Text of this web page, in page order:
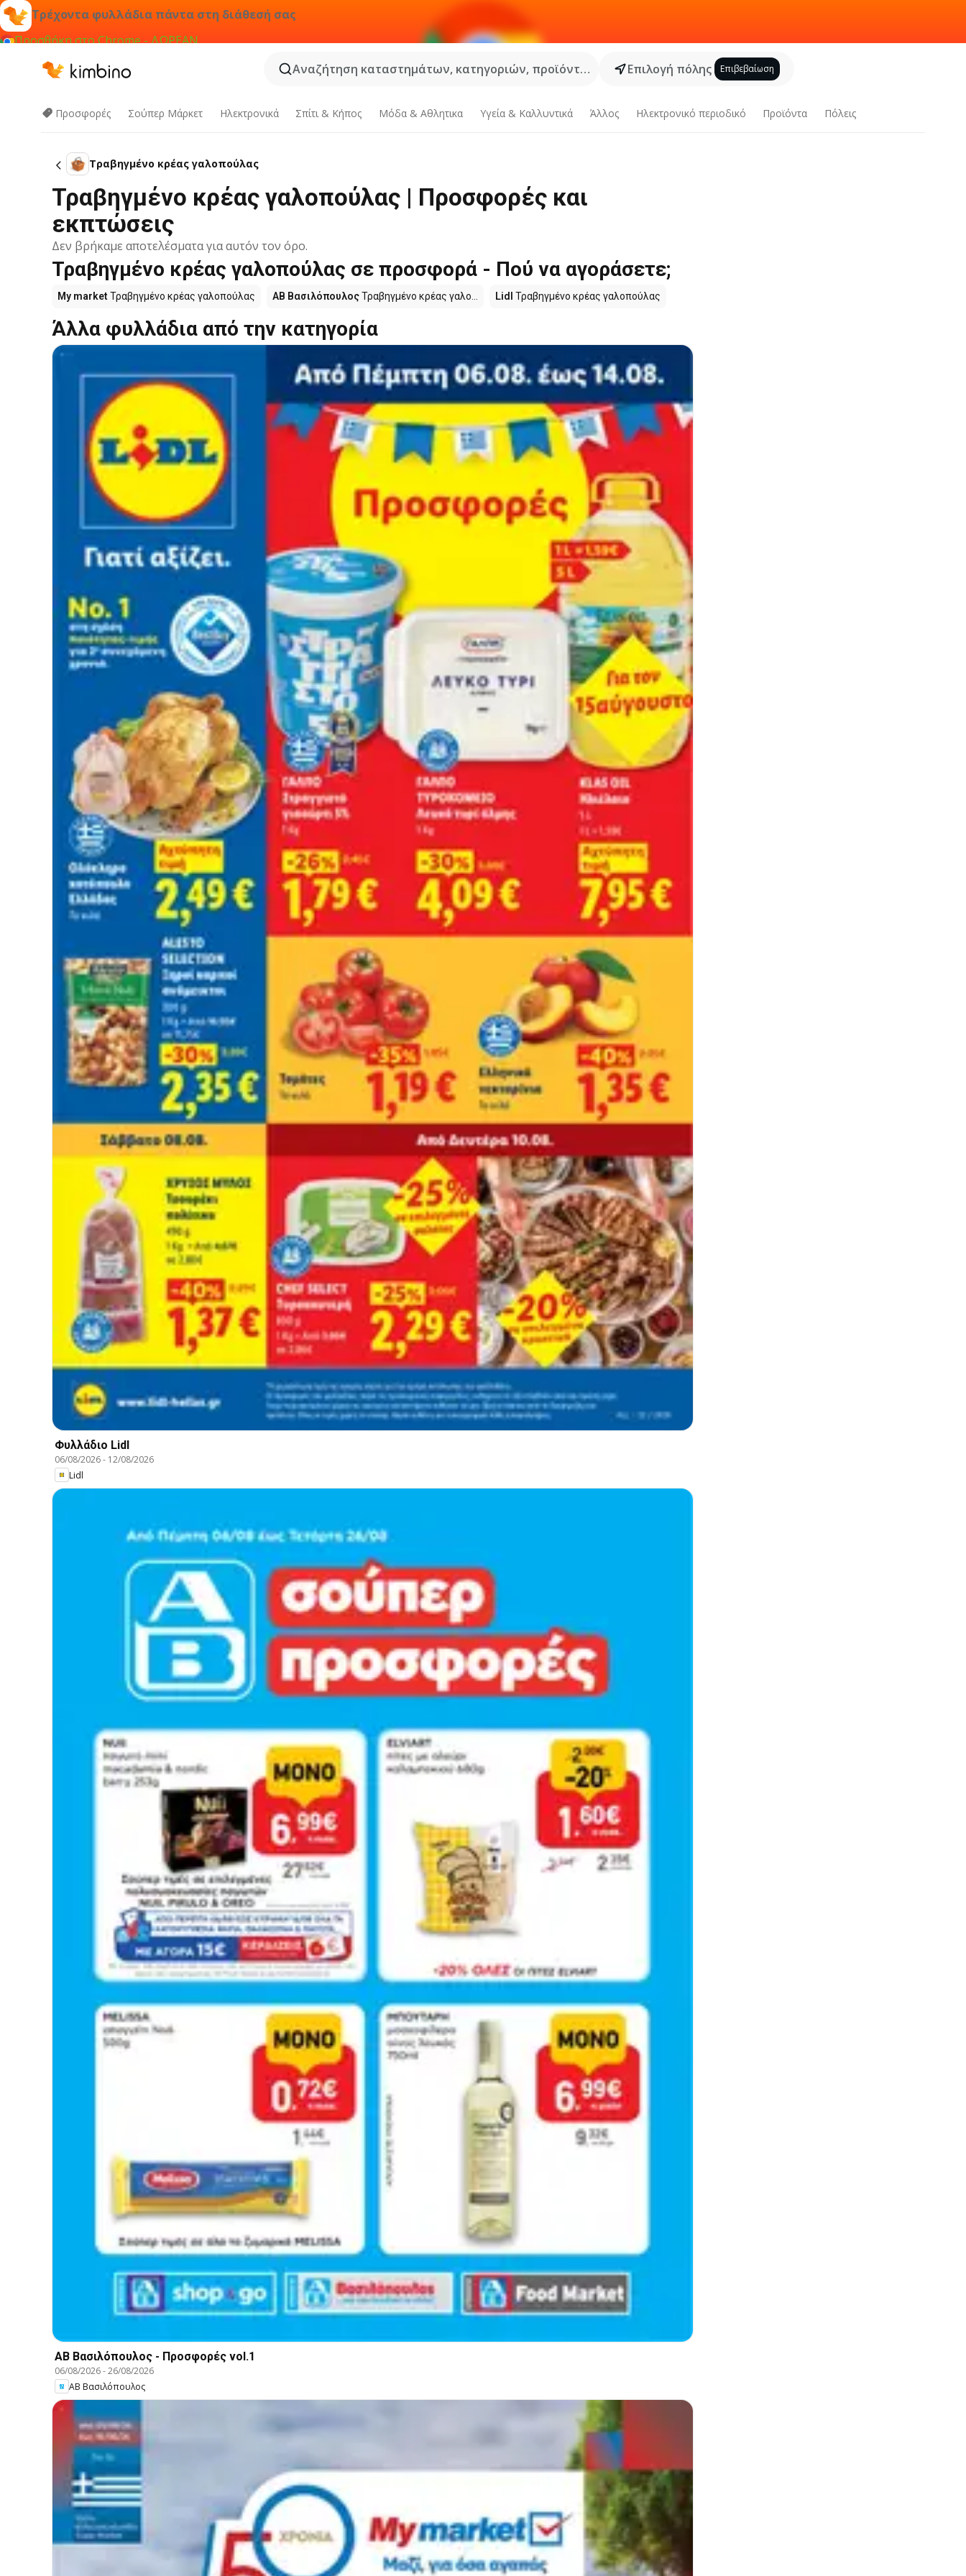
Τρέχοντα φυλλάδια πάντα στη διάθεσή σας
Προσθήκη στο Chrome - ΔΩΡΕΑΝ
Αναζήτηση καταστημάτων, κατηγοριών, προϊόντων...
Επιλογή πόλης Επιβεβαίωση
Προσφορές Σούπερ Μάρκετ Hλεκτρονικά Σπίτι & Κήπος Μόδα & Aθλητικα Υγεία & Καλλυντικά Άλλος Ηλεκτρονικό περιοδικό Προϊόντα Πόλεις
Τραβηγμένο κρέας γαλοπούλας
Τραβηγμένο κρέας γαλοπούλας | Προσφορές και
εκπτώσεις
Δεν βρήκαμε αποτελέσματα για αυτόν τον όρο.
Τραβηγμένο κρέας γαλοπούλας σε προσφορά - Πού να αγοράσετε;
My marketΤραβηγμένο κρέας γαλοπούλας ΑΒ ΒασιλόπουλοςΤραβηγμένο κρέας γαλο... Lidl Τραβηγμένο κρέας γαλοπούλας
Άλλα φυλλάδια από την κατηγορία
Φυλλάδιο Lidl
06/08/2026- 12/08/2026
Lidl
ΑΒ Βασιλόπουλος - Προσφορές vol.1
06/08/2026-26/08/2026
ΑΒ Βασιλόπουλος